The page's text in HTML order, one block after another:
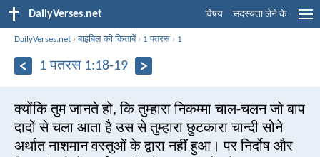
DailyVerses.net विषय सदस्यता लेने के
DailyVerses.net ›बाइबिल की किताबें› 1 पतरस › 1
1 पतरस 1:18-19
क्योंकि तुम जानते हो, कि तुम्हारा निकम्मा चाल-चलन जो बाप
दादों से चला आता है उस से तुम्हारा छुटकारा चान्दी सोने
अर्थात नाशमान वस्तुओं के द्वारा नहीं हुआ। पर निर्दोष और